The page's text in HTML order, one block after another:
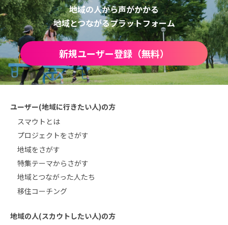
地域の人から声がかかる
地域とつながるプラットフォーム
新規ユーザー登録（無料）
ユーザー(地域に行きたい人)の方
スマウトとは
プロジェクトをさがす
地域をさがす
特集テーマからさがす
地域とつながった人たち
移住コーチング
地域の人(スカウトしたい人)の方